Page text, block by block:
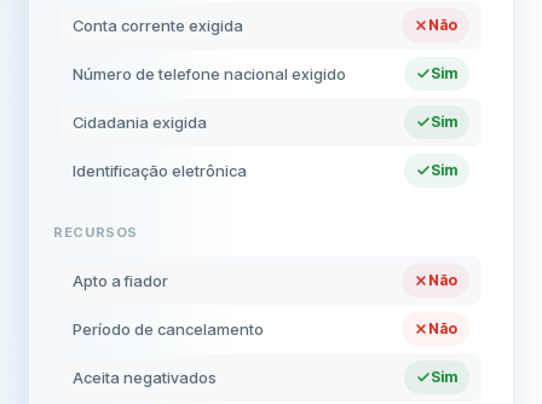
Conta corrente exigida Não
Número de telefone nacional exigido Sim
Cidadania exigida Sim
Identificação eletrônica Sim
RECURSOS
Apto a fiador Não
Período de cancelamento Não
Aceita negativados Sim